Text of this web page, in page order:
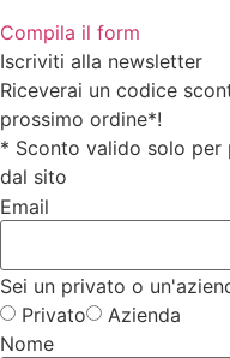
Compila il form
Iscriviti alla newsletter
Riceverai un codice
prossimo ordine*!
* Sconto valido solo
dal sito
Email
Sei un privato o
Privato
Azienda
Nome